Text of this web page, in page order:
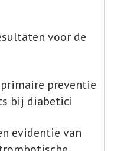
voor de
preventie
bij diabetici
evidentie van